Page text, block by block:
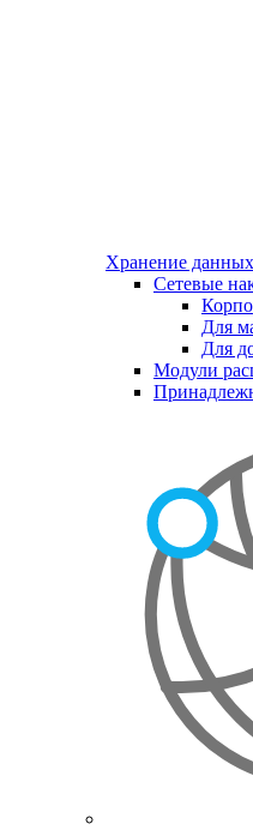
Хранение данных
Сетевые
Для
Для
Модули